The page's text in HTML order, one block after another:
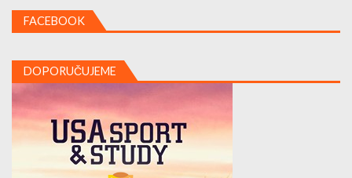
FACEBOOK
DOPORUČUJEME